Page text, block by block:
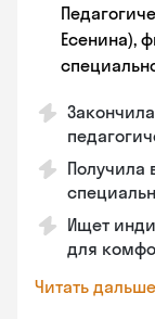
Есенина),
Получила
Ищет
для
Читать дальше